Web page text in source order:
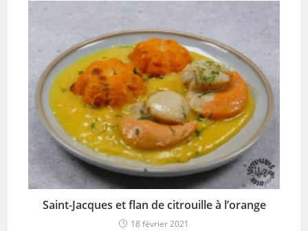
Saint-Jacques et flan de citrouille à l’orange
18 février 2021